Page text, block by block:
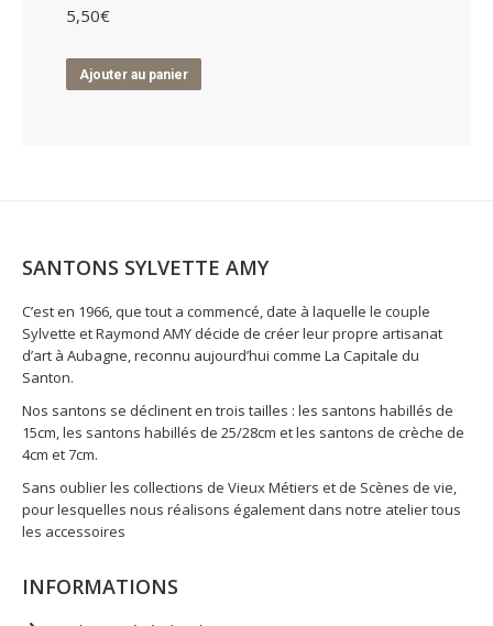
5,50€
Ajouter au panier
SANTONS SYLVETTE AMY
C’est en 1966, que tout a commencé, date à laquelle le couple
Sylvette et Raymond AMY décide de créer leur propre artisanat
d’art à Aubagne, reconnu aujourd’hui comme La Capitale du
Santon.
Nos santons se déclinent en trois tailles : les santons habillés de
15cm, les santons habillés de 25/28cm et les santons de crèche de
4cm et 7cm.
Sans oublier les collections de Vieux Métiers et de Scènes de vie,
pour lesquelles nous réalisons également dans notre atelier tous
les accessoires
INFORMATIONS